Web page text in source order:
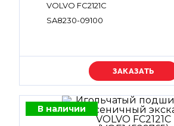
VOLVO FC2121C
SA8230-09100
Уточняйте цену
В наличии